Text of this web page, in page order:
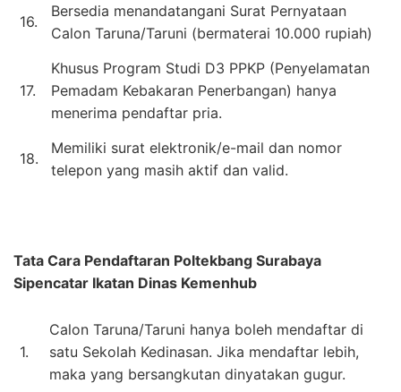
16.
Bersedia menandatangani Surat Pernyataan
Calon Taruna/Taruni (bermaterai 10.000 rupiah)
17.
Khusus Program Studi D3 PPKP (Penyelamatan
Pemadam Kebakaran Penerbangan) hanya
menerima pendaftar pria.
18.
Memiliki surat elektronik/e-mail dan nomor
telepon yang masih aktif dan valid.
Tata Cara Pendaftaran Poltekbang Surabaya
Sipencatar Ikatan Dinas Kemenhub
1.
Calon Taruna/Taruni hanya boleh mendaftar di
satu Sekolah Kedinasan. Jika mendaftar lebih,
maka yang bersangkutan dinyatakan gugur.